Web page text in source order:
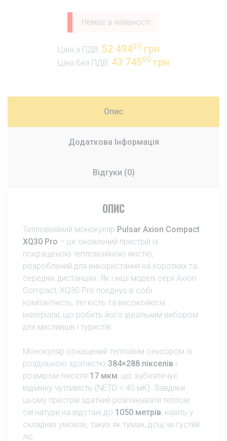
Ціна з ПДВ: 52 49400 грн
Ціна без ПДВ: 43 74500 грн
Немає в наявності
Опис
Додаткова Інформація
Відгуки (0)
ОПИС
Тепловізійний монокуляр Pulsar Axion Compact
XQ30 Pro – це оновлений пристрій із
покращеною тепловізійною якістю,
розроблений для використання на коротких та
середніх дистанціях. Як і інші моделі серії Axion
Compact, XQ30 Pro поєднує в собі
компактність, легкість та високоякісні
матеріали, що робить його ідеальним вибором
для мисливців і туристів.
Монокуляр оснащений тепловим сенсором із
роздільною здатністю 384×288 пікселів і
розміром пікселя 17 мкм, що забезпечує
відмінну чутливість (NETD < 40 мК). Завдяки
цьому пристрій здатний розпізнавати теплові
сигнатури на відстані до 1050 метрів, навіть у
складних умовах, таких як туман, дощ чи густий
ліс.